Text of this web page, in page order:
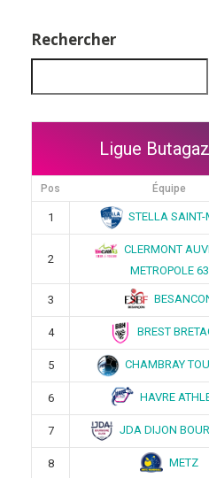
Rechercher
Ligue
Pos Équipe
1 STELLA
2
CLERMONT
METROPOLE 63
3
4 BREST
5 CHAMBRAY
6 HAVRE
7 JDA DIJON
8 METZ